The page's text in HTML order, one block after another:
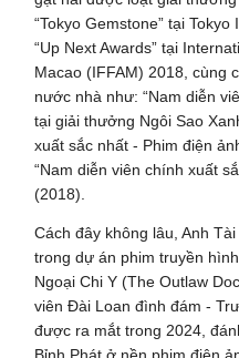
“Tokyo Gemstone” tại
“Up Next Awards” tại
Macao (IFFAM) 2018, cùng
nước nhà như: “Nam diễn
tại giải thưởng Ngôi Sao
xuất sắc nhất - Phim điện
“Nam diễn viên chính xuất
(2018).
Cách đây không lâu, Anh
trong dự án phim truyền
Ngoại Chi Y (The Outlaw
viên Đài Loan đình đám -
được ra mắt trong 2024,
Bỉnh Phát ở nền phim điện